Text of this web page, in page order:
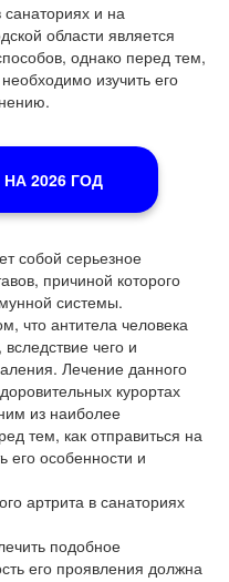
и на
области является
однако перед тем,
изучить его
2026 ГОД
собой серьезное
причиной которого
системы.
что антитела человека
чего и
Лечение данного
курортах
из наиболее
тем, как отправиться на
его особенности и
артрита в санаториях
подобное
его проявления должна